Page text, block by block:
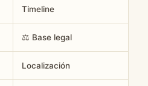
Timeline
⚖️ Base legal
Localización